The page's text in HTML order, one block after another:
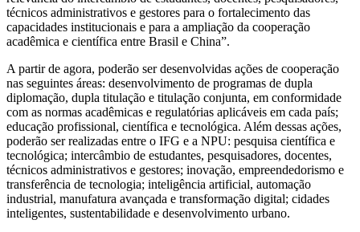
técnicos administrativos e gestores para o fortalecimento das
capacidades institucionais e para a ampliação da cooperação
acadêmica e científica entre Brasil e China”.
A partir de agora, poderão ser desenvolvidas ações de cooperação
nas seguintes áreas: desenvolvimento de programas de dupla
diplomação, dupla titulação e titulação conjunta, em conformidade
com as normas acadêmicas e regulatórias aplicáveis em cada país;
educação profissional, científica e tecnológica. Além dessas ações,
poderão ser realizadas entre o IFG e a NPU: pesquisa científica e
tecnológica; intercâmbio de estudantes, pesquisadores, docentes,
técnicos administrativos e gestores; inovação, empreendedorismo e
transferência de tecnologia; inteligência artificial, automação
industrial, manufatura avançada e transformação digital; cidades
inteligentes, sustentabilidade e desenvolvimento urbano.